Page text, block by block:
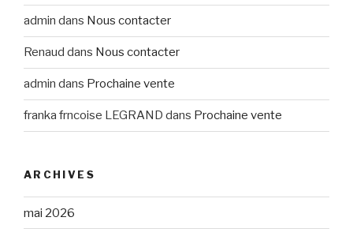
admin dans Nous contacter
Renaud dans Nous contacter
admin dans Prochaine vente
franka frncoise LEGRAND dans Prochaine vente
ARCHIVES
mai 2026